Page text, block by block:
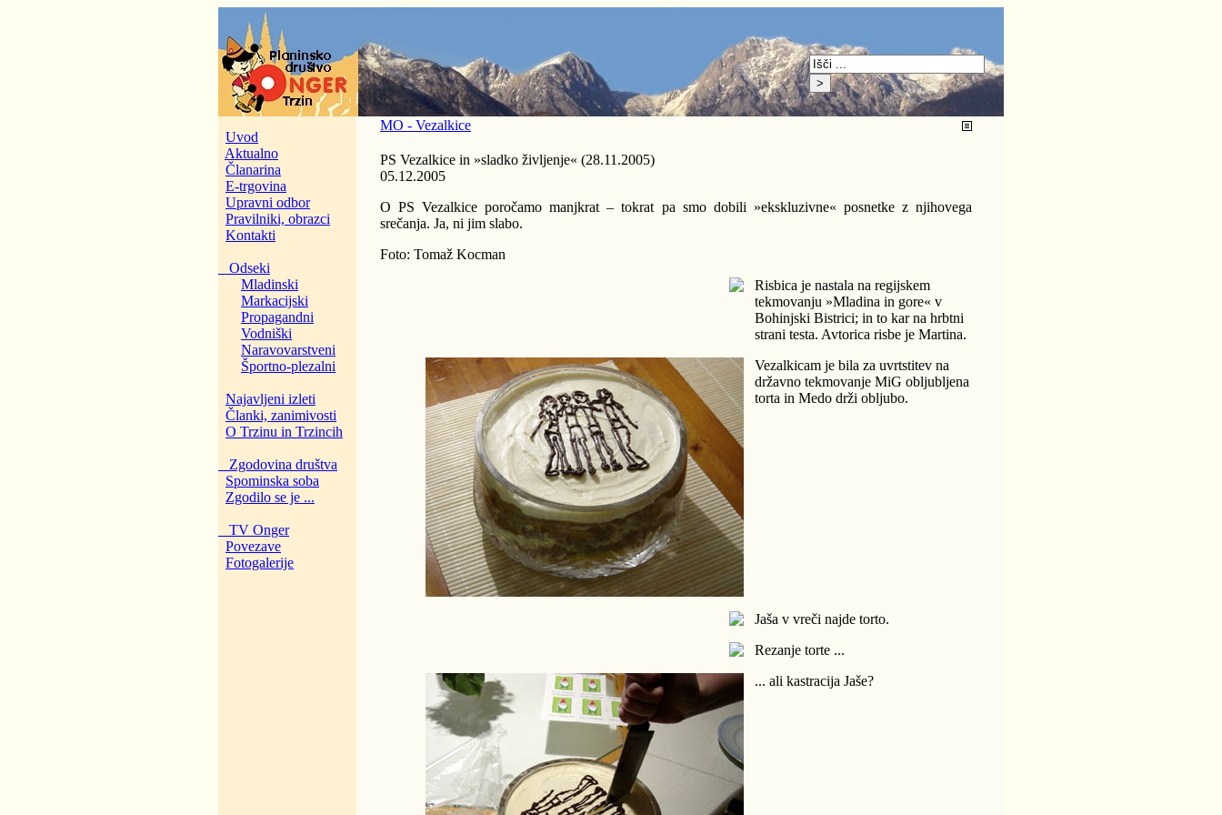
Uvod
Aktualno
Članarina
E-trgovina
Upravni odbor
Pravilniki, obrazci
Kontakti
Odseki
Mladinski
Markacijski
Propagandni
Vodniški
Naravovarstveni
Športno-plezalni
Najavljeni izleti
Članki, zanimivosti
O Trzinu in Trzincih
Zgodovina društva
Spominska soba
Zgodilo se je ...
TV Onger
Povezave
Fotogalerije
MO - Vezalkice
PS Vezalkice in »sladko življenje« (28.11.2005)
05.12.2005
O PS Vezalkice poročamo manjkrat – tokrat pa smo dobili »ekskluzivne« posnetke z njihovega
srečanja. Ja, ni jim slabo.
Foto: Tomaž Kocman
Risbica je nastala na regijskem
tekmovanju »Mladina in gore« v
Bohinjski Bistrici; in to kar na hrbtni
strani testa. Avtorica risbe je Martina.
Vezalkicam je bila za uvrtstitev na
državno tekmovanje MiG obljubljena
torta in Medo drži obljubo.
Jaša v vreči najde torto.
Rezanje torte ...
... ali kastracija Jaše?